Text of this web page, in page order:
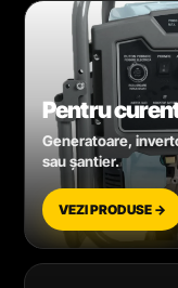
Pentru
Generatoare,
sau șantier.
VEZI PRODUSE →